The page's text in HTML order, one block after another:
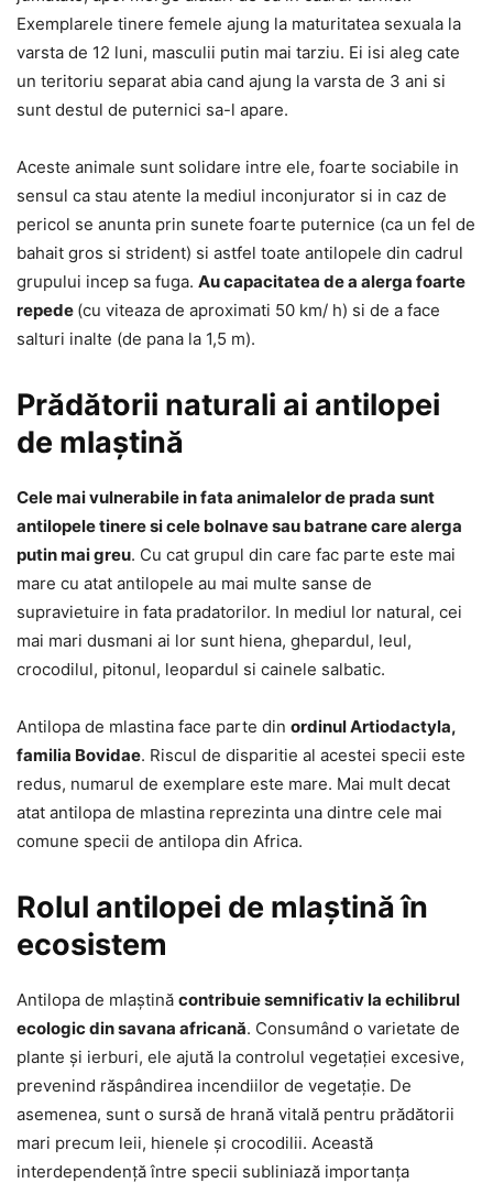
Exemplarele tinere femele ajung la maturitatea sexuala la
varsta de 12 luni, masculii putin mai tarziu. Ei isi aleg cate
un teritoriu separat abia cand ajung la varsta de 3 ani si
sunt destul de puternici sa-l apare.
Aceste animale sunt solidare intre ele, foarte sociabile in
sensul ca stau atente la mediul inconjurator si in caz de
pericol se anunta prin sunete foarte puternice (ca un fel de
bahait gros si strident) si astfel toate antilopele din cadrul
grupului incep sa fuga. Au capacitatea de a alerga foarte
repede (cu viteaza de aproximati 50 km/ h) si de a face
salturi inalte (de pana la 1,5 m).
Prădătorii naturali ai antilopei
de mlaștină
Cele mai vulnerabile in fata animalelor de prada sunt
antilopele tinere si cele bolnave sau batrane care alerga
putin mai greu. Cu cat grupul din care fac parte este mai
mare cu atat antilopele au mai multe sanse de
supravietuire in fata pradatorilor. In mediul lor natural, cei
mai mari dusmani ai lor sunt hiena, ghepardul, leul,
crocodilul, pitonul, leopardul si cainele salbatic.
Antilopa de mlastina face parte din ordinul Artiodactyla,
familia Bovidae. Riscul de disparitie al acestei specii este
redus, numarul de exemplare este mare. Mai mult decat
atat antilopa de mlastina reprezinta una dintre cele mai
comune specii de antilopa din Africa.
Rolul antilopei de mlaștină în
ecosistem
Antilopa de mlaștină contribuie semnificativ la echilibrul
ecologic din savana africană. Consumând o varietate de
plante și ierburi, ele ajută la controlul vegetației excesive,
prevenind răspândirea incendiilor de vegetație. De
asemenea, sunt o sursă de hrană vitală pentru prădătorii
mari precum leii, hienele și crocodilii. Această
interdependență între specii subliniază importanța